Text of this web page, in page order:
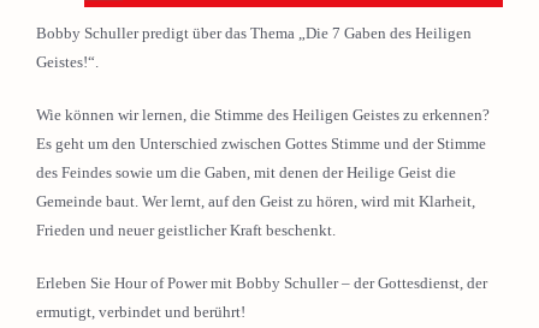
Bobby Schuller predigt über das Thema „Die 7 Gaben des Heiligen
Geistes!“.
Wie können wir lernen, die Stimme des Heiligen Geistes zu erkennen?
Es geht um den Unterschied zwischen Gottes Stimme und der Stimme
des Feindes sowie um die Gaben, mit denen der Heilige Geist die
Gemeinde baut. Wer lernt, auf den Geist zu hören, wird mit Klarheit,
Frieden und neuer geistlicher Kraft beschenkt.
Erleben Sie Hour of Power mit Bobby Schuller – der Gottesdienst, der
ermutigt, verbindet und berührt!